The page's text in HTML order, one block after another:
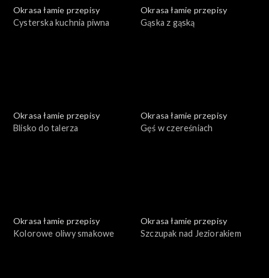
Okrasa łamie przepisy
Cysterska kuchnia piwna
Okrasa łamie przepisy
Gąska z gąską
Okrasa łamie przepisy
Blisko do talerza
Okrasa łamie przepisy
Gęś w czereśniach
Okrasa łamie przepisy
Kolorowe oliwy smakowe
Okrasa łamie przepisy
Szczupak nad Jeziorakiem